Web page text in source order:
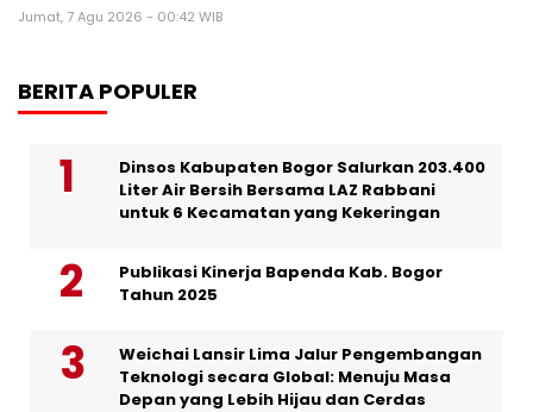
Jumat, 7 Agu 2026 - 00:42 WIB
BERITA POPULER
Dinsos Kabupaten Bogor Salurkan 203.400
Liter Air Bersih Bersama LAZ Rabbani
untuk 6 Kecamatan yang Kekeringan
Publikasi Kinerja Bapenda Kab. Bogor
Tahun 2025
Weichai Lansir Lima Jalur Pengembangan
Teknologi secara Global: Menuju Masa
Depan yang Lebih Hijau dan Cerdas